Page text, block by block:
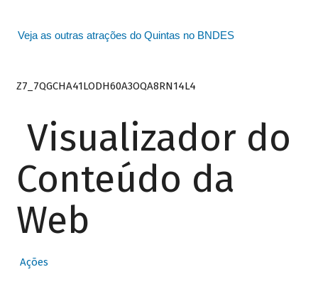
Veja as outras atrações do Quintas no BNDES
Z7_7QGCHA41LODH60A3OQA8RN14L4
Visualizador do
Conteúdo da
Web
Ações